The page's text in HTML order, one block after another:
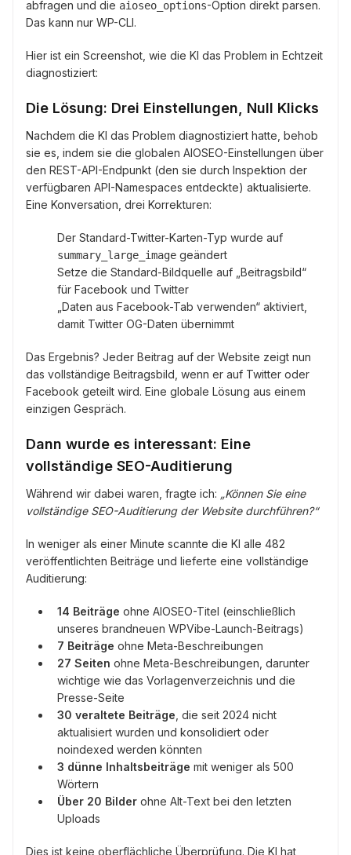
abfragen und die aioseo_options-Option direkt parsen.
Das kann nur WP-CLI.
Hier ist ein Screenshot, wie die KI das Problem in Echtzeit
diagnostiziert:
Die Lösung: Drei Einstellungen, Null Klicks
Nachdem die KI das Problem diagnostiziert hatte, behob
sie es, indem sie die globalen AIOSEO-Einstellungen über
den REST-API-Endpunkt (den sie durch Inspektion der
verfügbaren API-Namespaces entdeckte) aktualisierte.
Eine Konversation, drei Korrekturen:
Der Standard-Twitter-Karten-Typ wurde auf
summary_large_image geändert
Setze die Standard-Bildquelle auf „Beitragsbild“
für Facebook und Twitter
„Daten aus Facebook-Tab verwenden“ aktiviert,
damit Twitter OG-Daten übernimmt
Das Ergebnis? Jeder Beitrag auf der Website zeigt nun
das vollständige Beitragsbild, wenn er auf Twitter oder
Facebook geteilt wird. Eine globale Lösung aus einem
einzigen Gespräch.
Dann wurde es interessant: Eine
vollständige SEO-Auditierung
Während wir dabei waren, fragte ich: „Können Sie eine
vollständige SEO-Auditierung der Website durchführen?“
In weniger als einer Minute scannte die KI alle 482
veröffentlichten Beiträge und lieferte eine vollständige
Auditierung:
14 Beiträge ohne AIOSEO-Titel (einschließlich
unseres brandneuen WPVibe-Launch-Beitrags)
7 Beiträge ohne Meta-Beschreibungen
27 Seiten ohne Meta-Beschreibungen, darunter
wichtige wie das Vorlagenverzeichnis und die
Presse-Seite
30 veraltete Beiträge , die seit 2024 nicht
aktualisiert wurden und konsolidiert oder
noindexed werden könnten
3 dünne Inhaltsbeiträge mit weniger als 500
Wörtern
Über 20 Bilder ohne Alt-Text bei den letzten
Uploads
Dies ist keine oberflächliche Überprüfung. Die KI hat